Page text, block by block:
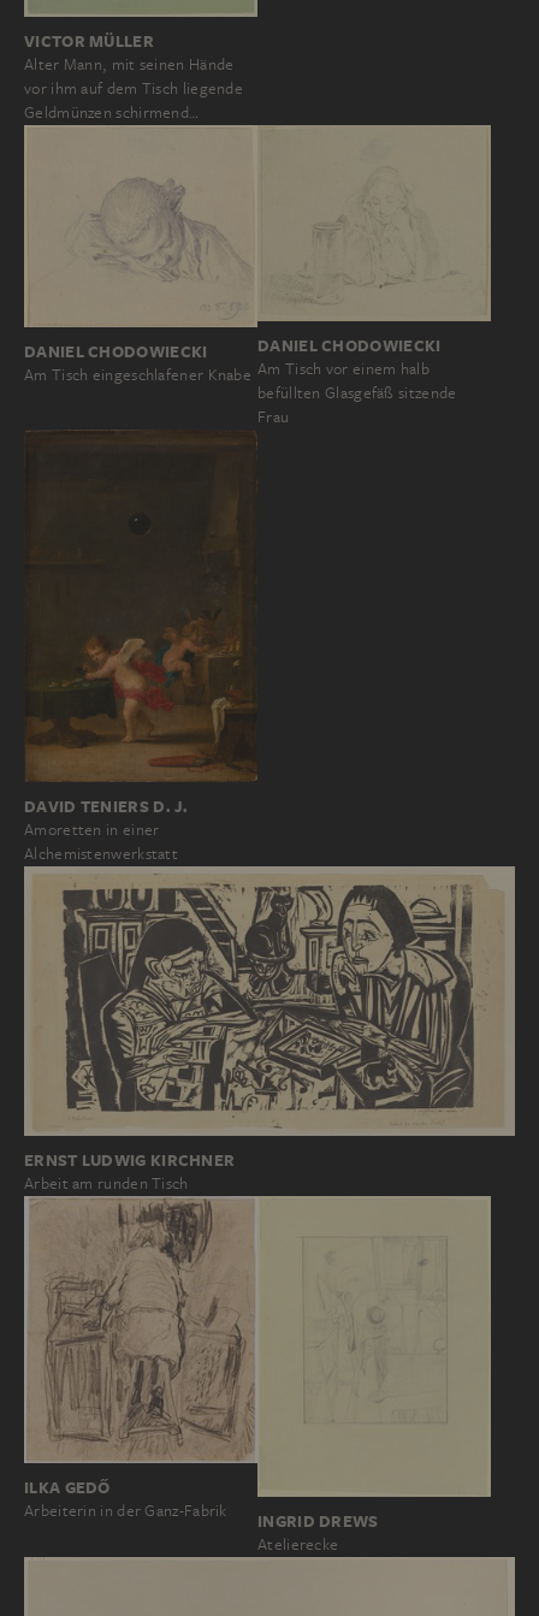
VICTOR MÜLLER
Alter Mann, mit seinen Hände
vor ihm auf dem Tisch liegende
Geldmünzen schirmend…
DANIEL CHODOWIECKI
Am Tisch eingeschlafener Knabe
DANIEL CHODOWIECKI
Am Tisch vor einem halb
befüllten Glasgefäß sitzende
Frau
DAVID TENIERS D. J.
Amoretten in einer
Alchemistenwerkstatt
ERNST LUDWIG KIRCHNER
Arbeit am runden Tisch
ILKA GEDŐ
Arbeiterin in der Ganz-Fabrik INGRID DREWS
Atelierecke